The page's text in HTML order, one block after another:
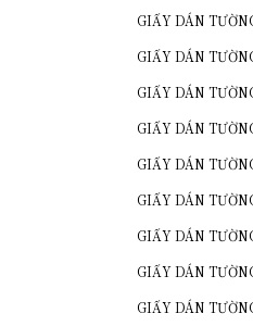
GIẤY DÁN
GIẤY DÁN
GIẤY DÁN
GIẤY DÁN
GIẤY DÁN
GIẤY DÁN
GIẤY DÁN
GIẤY DÁN
GIẤY DÁN